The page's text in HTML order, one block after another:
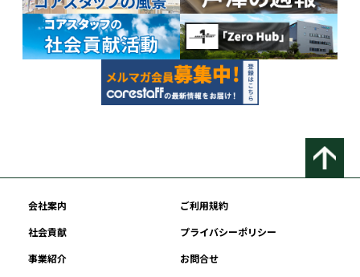
会社案内
ご利用規約
社会貢献
プライバシーポリシー
事業紹介
お問合せ